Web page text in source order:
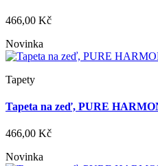
466,00 Kč
Novinka
Tapety
Tapeta na zeď, PURE
466,00 Kč
Novinka